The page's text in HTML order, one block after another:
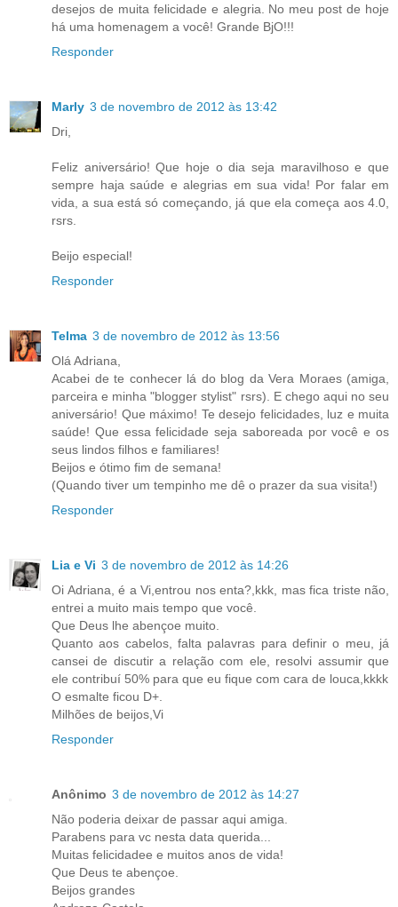
desejos de muita felicidade e alegria. No meu post de hoje
há uma homenagem a você! Grande BjO!!!
Responder
Marly 3 de novembro de 2012 às 13:42
Dri,
Feliz aniversário! Que hoje o dia seja maravilhoso e que
sempre haja saúde e alegrias em sua vida! Por falar em
vida, a sua está só começando, já que ela começa aos 4.0,
rsrs.
Beijo especial!
Responder
Telma 3 de novembro de 2012 às 13:56
Olá Adriana,
Acabei de te conhecer lá do blog da Vera Moraes (amiga,
parceira e minha "blogger stylist" rsrs). E chego aqui no seu
aniversário! Que máximo! Te desejo felicidades, luz e muita
saúde! Que essa felicidade seja saboreada por você e os
seus lindos filhos e familiares!
Beijos e ótimo fim de semana!
(Quando tiver um tempinho me dê o prazer da sua visita!)
Responder
Lia e Vi 3 de novembro de 2012 às 14:26
Oi Adriana, é a Vi,entrou nos enta?,kkk, mas fica triste não,
entrei a muito mais tempo que você.
Que Deus lhe abençoe muito.
Quanto aos cabelos, falta palavras para definir o meu, já
cansei de discutir a relação com ele, resolvi assumir que
ele contribuí 50% para que eu fique com cara de louca,kkkk
O esmalte ficou D+.
Milhões de beijos,Vi
Responder
Anônimo 3 de novembro de 2012 às 14:27
Não poderia deixar de passar aqui amiga.
Parabens para vc nesta data querida...
Muitas felicidadee e muitos anos de vida!
Que Deus te abençoe.
Beijos grandes